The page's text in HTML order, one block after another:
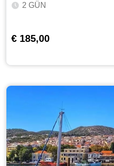
2 GÜN
€ 185,00